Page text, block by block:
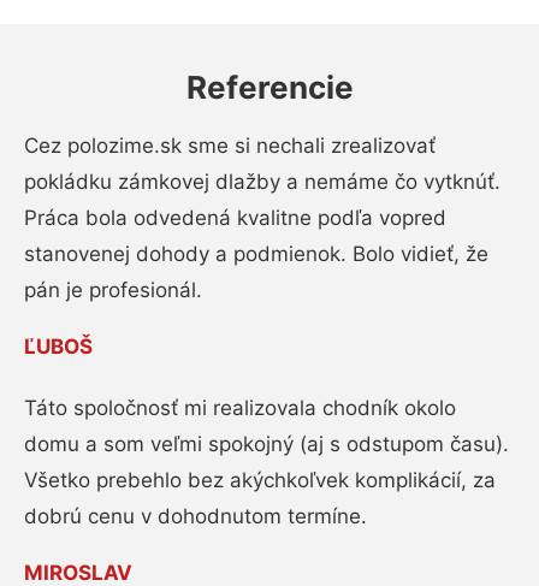
Referencie
Cez polozime.sk sme si nechali zrealizovať
pokládku zámkovej dlažby a nemáme čo vytknúť.
Práca bola odvedená kvalitne podľa vopred
stanovenej dohody a podmienok. Bolo vidieť, že
pán je profesionál.
ĽUBOŠ
Táto spoločnosť mi realizovala chodník okolo
domu a som veľmi spokojný (aj s odstupom času).
Všetko prebehlo bez akýchkoľvek komplikácií, za
dobrú cenu v dohodnutom termíne.
MIROSLAV